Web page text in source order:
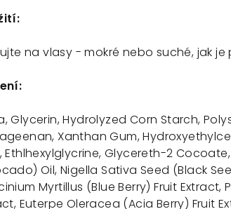
na vlasy - mokré nebo suché, jak je
Glycerin, Hydrolyzed Corn Starch,
Xanthan Gum,
Ethlhexylglycrine, Glycereth-2
Oil, Nigella Sativa Seed (Black
Myrtillus (Blue Berry) Fruit
Euterpe Oleracea (Acia Berry) Fruit